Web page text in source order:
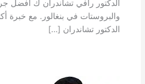
الدكتور رافي تشاندران ك أفضل
الدكتور تشاندران […]